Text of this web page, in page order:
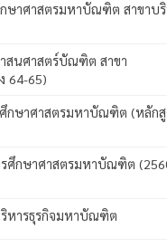
ษาศาสตรมหาบัณฑิต สาขาบ
สนศาสตร์บัณฑิต สาขา
64-65)
กษาศาสตรมหาบัณฑิต (หลัก
ศึกษาศาสตรมหาบัณฑิต
หารธุรกิจมหาบัณฑิต